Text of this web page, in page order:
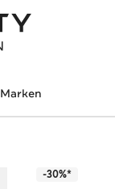
Marken
-30%*